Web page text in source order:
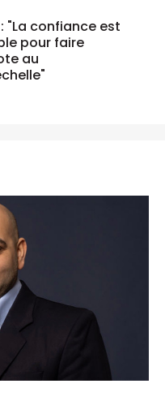
"La confiance est
pour faire
au